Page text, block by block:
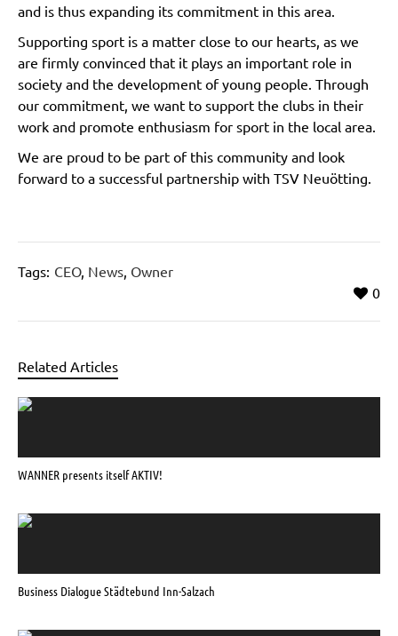
and is thus expanding its commitment in this area.
Supporting sport is a matter close to our hearts, as we
are firmly convinced that it plays an important role in
society and the development of young people. Through
our commitment, we want to support the clubs in their
work and promote enthusiasm for sport in the local area.
We are proud to be part of this community and look
forward to a successful partnership with TSV Neuötting.
Tags: CEO, News Owner
0
Related Articles
WANNER presents itself AKTIV!
Business Dialogue Städtebund Inn-Salzach